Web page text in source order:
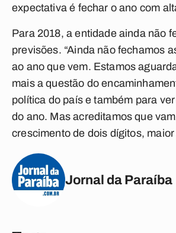
expectativa é fechar o ano com
Para 2018, a entidade ainda não
previsões. “Ainda não fechamos
ao ano que vem. Estamos
mais a questão do
política do país e também para
do ano. Mas acreditamos que
crescimento de dois dígitos,
Jornal da Paraíba